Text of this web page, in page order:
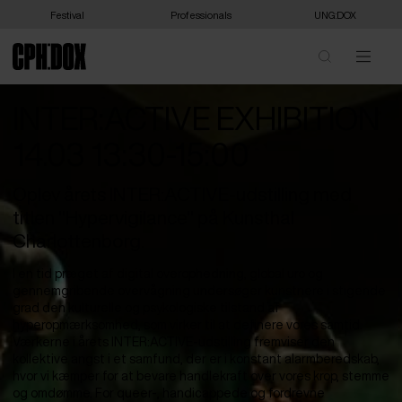
Festival Professionals UNG:DOX
titlen "Hypervigilance" på Kunsthal
Charlottenborg.
I en tid præget af digital overophedning, global uro og
gennemgribende overvågning undersøger kunstnere i stigende
grad den kulturelle og psykologiske tilstand af
hyperopmærksomhed, som virker til at definere vores samtid.
Værkerne i årets INTER:ACTIVE-udstilling fremviser den
kollektive angst i et samfund, der er i konstant alarmberedskab,
hvor vi kæmper for at bevare handlekraft over vores krop, stemme
og omdømme. For queer-, handicappede og fordrevne